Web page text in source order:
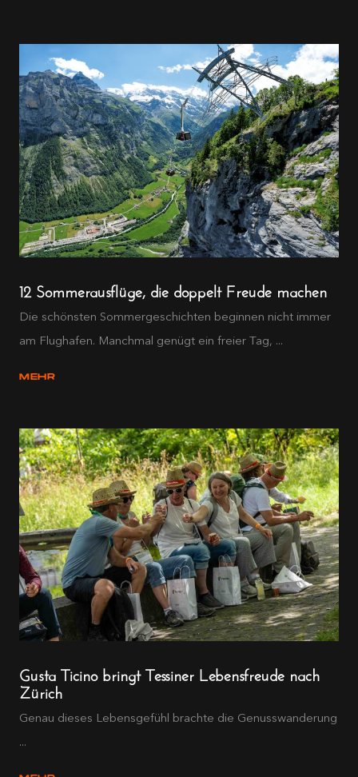
12 Sommerausflüge, die doppelt Freude machen
Die schönsten Sommergeschichten beginnen nicht immer
am Flughafen. Manchmal genügt ein freier Tag, ...
MEHR
Gusta Ticino bringt Tessiner Lebensfreude nach
Zürich
Genau dieses Lebensgefühl brachte die Genusswanderung
...